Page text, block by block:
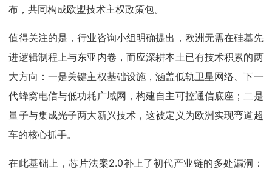
布，共同构成欧盟技术主权政策包。
值得关注的是，行业咨询小组明确提出，欧洲无需在硅基先
进逻辑制程上与东亚内卷，而应深耕本土已有技术积累的两
大方向：一是关键主权基础设施，涵盖低轨卫星网络、下一
代蜂窝电信与低功耗广域网，构建自主可控通信底座；二是
量子与集成光子两大新兴技术，这被定义为欧洲实现弯道超
车的核心抓手。
在此基础上，芯片法案2.0补上了初代产业链的多处漏洞：